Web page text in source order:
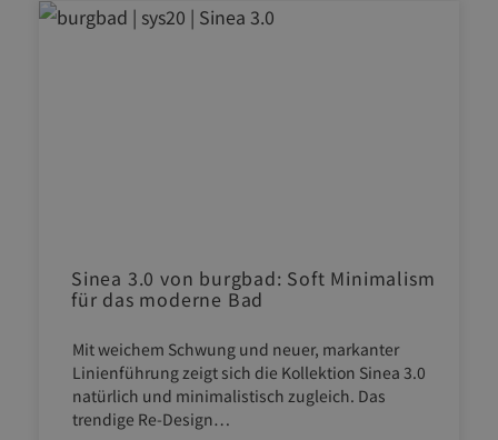
Sinea 3.0 von burgbad: Soft Minimalism
für das moderne Bad
Mit weichem Schwung und neuer, markanter
Linienführung zeigt sich die Kollektion Sinea 3.0
natürlich und minimalistisch zugleich. Das
trendige Re-Design…